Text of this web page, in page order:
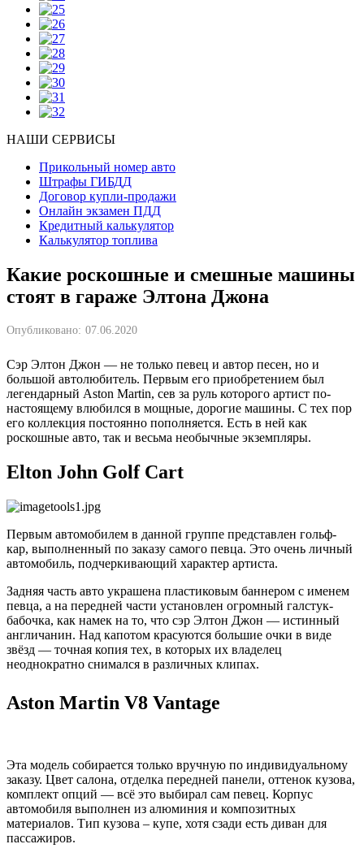
НАШИ СЕРВИСЫ
Прикольный номер авто
Штрафы ГИБДД
Договор купли-продажи
Онлайн экзамен ПДД
Кредитный калькулятор
Калькулятор топлива
Какие роскошные и смешные машины
стоят в гараже Элтона Джона
Опубликовано: 07.06.2020
Сэр Элтон Джон — не только певец и автор песен, но и
большой автолюбитель. Первым его приобретением был
легендарный Aston Martin, сев за руль которого артист по-
настоящему влюбился в мощные, дорогие машины. С тех пор
его коллекция постоянно пополняется. Есть в ней как
роскошные авто, так и весьма необычные экземпляры.
Elton John Golf Cart
Первым автомобилем в данной группе представлен гольф-
кар, выполненный по заказу самого певца. Это очень личный
автомобиль, подчеркивающий характер артиста.
Задняя часть авто украшена пластиковым баннером с именем
певца, а на передней части установлен огромный галстук-
бабочка, как намек на то, что сэр Элтон Джон — истинный
англичанин. Над капотом красуются большие очки в виде
звёзд — точная копия тех, в которых их владелец
неоднократно снимался в различных клипах.
Aston Martin V8 Vantage
Эта модель собирается только вручную по индивидуальному
заказу. Цвет салона, отделка передней панели, оттенок кузова,
комплект опций — всё это выбирал сам певец. Корпус
автомобиля выполнен из алюминия и композитных
материалов. Тип кузова – купе, хотя сзади есть диван для
пассажиров.